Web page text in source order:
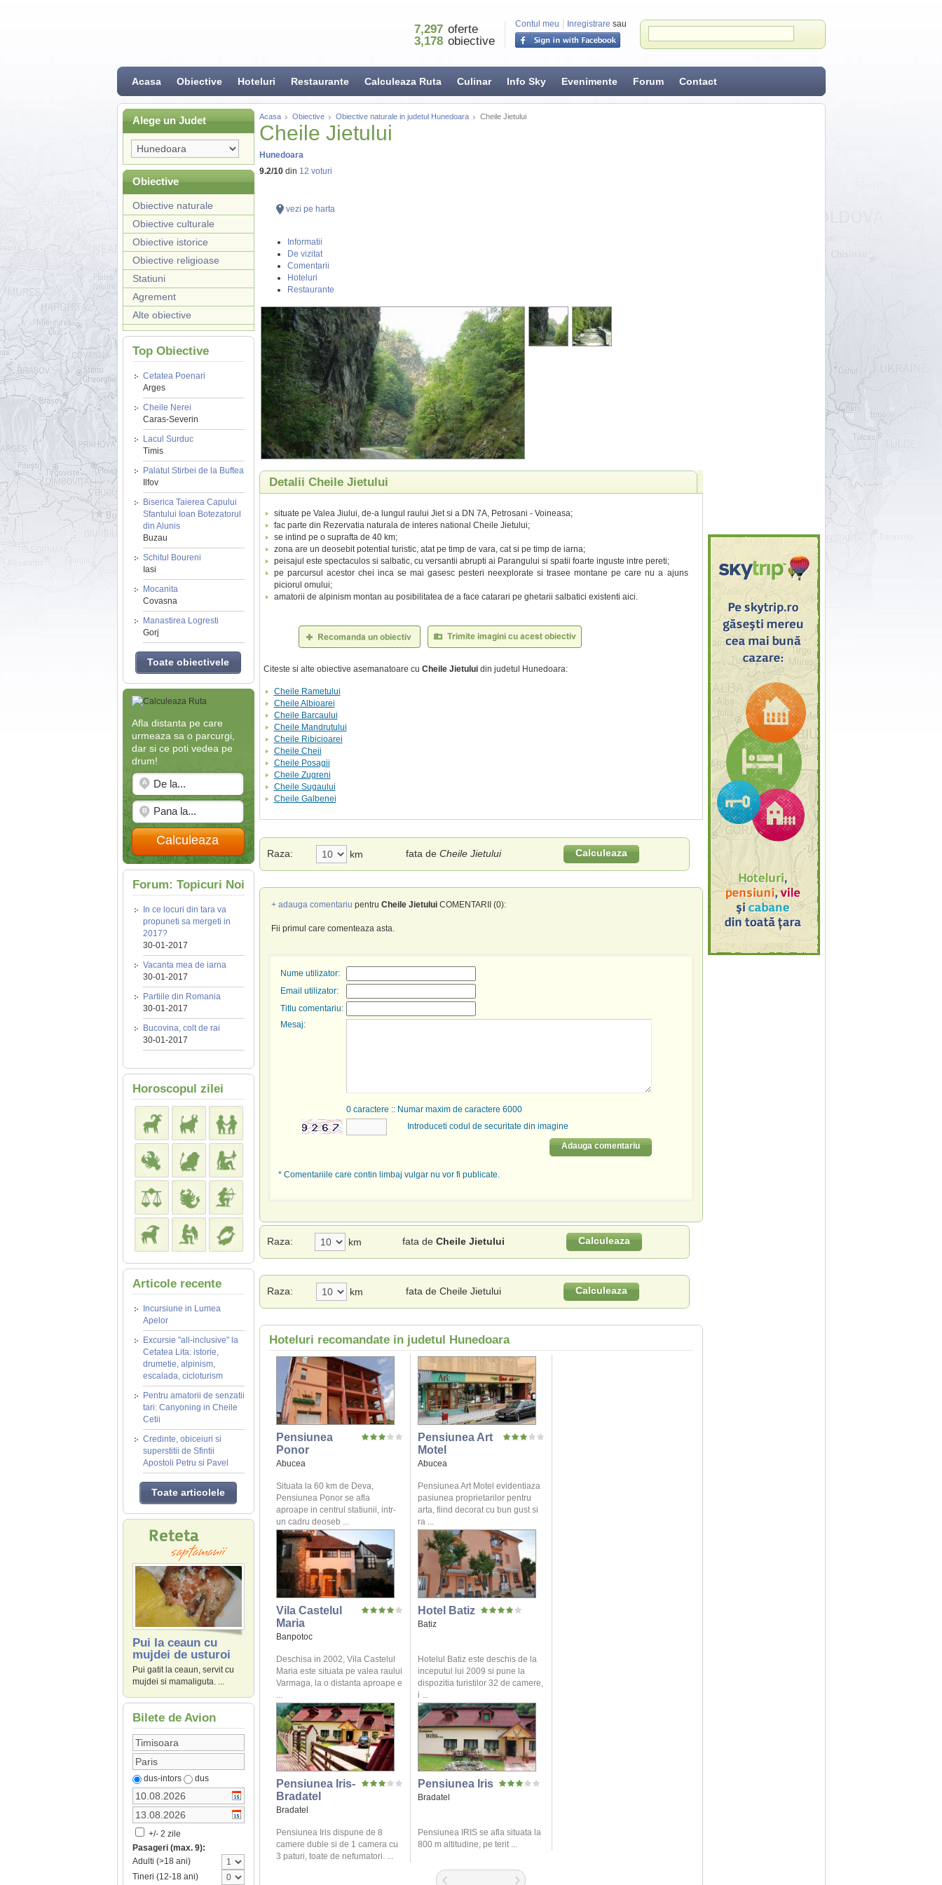
Contul meu Inregistrare sau
7,297 oferte
3,178 obiective
Acasa Obiective Hoteluri Restaurante Calculeaza Ruta Culinar Info Sky Evenimente Forum Contact
Alege un Judet
Obiective
Obiective naturale
Obiective culturale
Obiective istorice
Obiective religioase
Statiuni
Agrement
Alte obiective
Top Obiective
Cetatea Poenari
Arges
Cheile Nerei
Caras-Severin
Lacul Surduc
Timis
Palatul Stirbei de la Buftea
Ilfov
Biserica Taierea Capului
Sfantului Ioan Botezatorul
din Alunis
Buzau
Schitul Boureni
Iasi
Mocanita
Covasna
Manastirea Logresti
Gorj
Toate obiectivele
Afla distanta pe care
urmeaza sa o parcurgi,
dar si ce poti vedea pe
drum!
Calculeaza
Forum: Topicuri Noi
In ce locuri din tara va
propuneti sa mergeti in
2017?
30-01-2017
Vacanta mea de iarna
30-01-2017
Partiile din Romania
30-01-2017
Bucovina, colt de rai
30-01-2017
Horoscopul zilei
Articole recente
Incursiune in Lumea
Apelor
Excursie "all-inclusive" la
Cetatea Lita: istorie,
drumetie, alpinism,
escalada, cicloturism
Pentru amatorii de senzatii
tari: Canyoning in Cheile
Cetii
Credinte, obiceiuri si
superstitii de Sfintii
Apostoli Petru si Pavel
Toate articolele
Pui la ceaun cu
mujdei de usturoi
Pui gatit la ceaun, servit cu
mujdei si mamaliguta. ...
Bilete de Avion
dus-intors dus
+/- 2 zile
Pasageri (max. 9):
Adulti (>18 ani)
Tineri (12-18 ani)
Acasa Obiective Obiective naturale in judetul Hunedoara Cheile Jietului
Cheile Jietului
Hunedoara
9.2/10din 12 voturi
vezi pe harta
Informatii
De vizitat
Comentarii
Hoteluri
Restaurante
Detalii Cheile Jietului
situate pe Valea Jiului, de-a lungul raului Jiet si a DN 7A, Petrosani - Voineasa;
fac parte din Rezervatia naturala de interes national Cheile Jietului;
se intind pe o suprafta de 40 km;
zona are un deosebit potential turistic, atat pe timp de vara, cat si pe timp de iarna;
peisajul este spectaculos si salbatic, cu versantii abrupti ai Parangului si spatii foarte inguste intre pereti;
pe parcursul acestor chei inca se mai gasesc pesteri neexplorate si trasee montane pe care nu a ajuns
piciorul omului;
amatorii de alpinism montan au posibilitatea de a face catarari pe ghetarii salbatici existenti aici.
Citeste si alte obiective asemanatoare cu Cheile Jietuluidin judetul Hunedoara:
Cheile Rametului
Cheile Albioarei
Cheile Barcaului
Cheile Mandrutului
Cheile Ribicioarei
Cheile Cheii
Cheile Posagii
Cheile Zugreni
Cheile Sugaului
Cheile Galbenei
Raza: km fata de Cheile Jietului Calculeaza
+ adauga comentariu pentru Cheile JietuluiCOMENTARII (0):
Fii primul care comenteaza asta.
Nume utilizator:
Email utilizator:
Titlu comentariu:
Mesaj:
0caractere :: Numar maxim de caractere 6000
Introduceti codul de securitate din imagine
Adauga comentariu
* Comentariile care contin limbaj vulgar nu vor fi publicate.
Raza: km fata de Cheile Jietului Calculeaza
Raza: km fata de Cheile Jietului Calculeaza
Hoteluri recomandate in judetul Hunedoara
Pensiunea
Ponor
Abucea
Situata la 60 km de Deva,
Pensiunea Ponor se afla
aproape in centrul statiunii, intr-
un cadru deoseb ...
Pensiunea Art
Motel
Abucea
Pensiunea Art Motel evidentiaza
pasiunea proprietarilor pentru
arta, fiind decorat cu bun gust si
ra ...
Vila Castelul
Maria
Banpotoc
Deschisa in 2002, Vila Castelul
Maria este situata pe valea raului
Varmaga, la o distanta aproape e
...
Hotel Batiz
Batiz
Hotelul Batiz este deschis de la
inceputul lui 2009 si pune la
dispozitia turistilor 32 de camere,
i ...
Pensiunea Iris-
Bradatel
Bradatel
Pensiunea Iris dispune de 8
camere duble si de 1 camera cu
3 paturi, toate de nefumatori. ...
Pensiunea Iris
Bradatel
Pensiunea IRIS se afla situata la
800 m altitudine, pe terit ...